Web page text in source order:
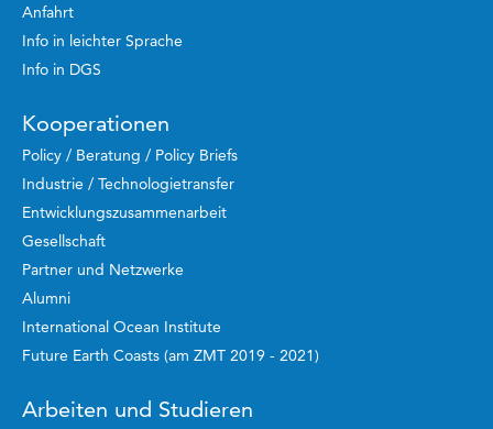
Anfahrt
Info in leichter Sprache
Info in DGS
Kooperationen
Policy / Beratung / Policy Briefs
Industrie / Technologietransfer
Entwicklungszusammenarbeit
Gesellschaft
Partner und Netzwerke
Alumni
International Ocean Institute
Future Earth Coasts (am ZMT 2019 - 2021)
Arbeiten und Studieren